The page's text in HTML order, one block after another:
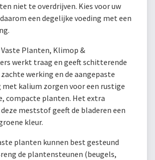
niet te overdrijven. Kies voor uw
een degelijke voeding met een
Planten, Klimop &
werkt traag en geeft schitterende
werking en de aangepaste
kalium zorgen voor een rustige
compacte planten. Het extra
meststof geeft de bladeren een
kleur.
planten kunnen best gesteund
de plantensteunen (beugels,